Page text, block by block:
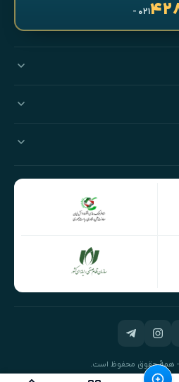
- ۰۲۱
— همهٔ حقوق محفوظ است.